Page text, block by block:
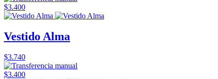
$3.400
Vestido Alma
$3.740
$3.400